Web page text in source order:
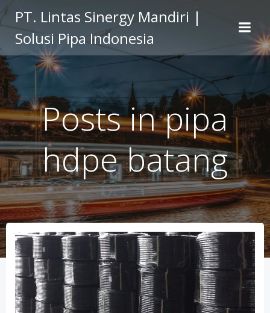
to
content
PT. Lintas Sinergy Mandiri |
Solusi Pipa Indonesia
Posts in pipa
hdpe batang